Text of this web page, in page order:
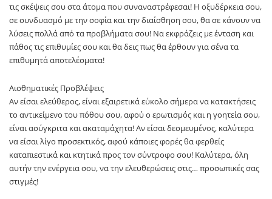
τις σκέψεις σου στα άτομα που συναναστρέφεσαι! Η οξυδέρκεια σου,
σε συνδυασμό με την σοφία και την διαίσθηση σου, θα σε κάνουν να
λύσεις πολλά από τα προβλήματα σου! Να εκφράζεις με ένταση και
πάθος τις επιθυμίες σου και θα δεις πως θα έρθουν για σένα τα
επιθυμητά αποτελέσματα!
Αισθηματικές Προβλέψεις
Αν είσαι ελεύθερος, είναι εξαιρετικά εύκολο σήμερα να κατακτήσεις
το αντικείμενο του πόθου σου, αφού ο ερωτισμός και η γοητεία σου,
είναι ασύγκριτα και ακαταμάχητα! Αν είσαι δεσμευμένος, καλύτερα
να είσαι λίγο προσεκτικός, αφού κάποιες φορές θα φερθείς
καταπιεστικά και κτητικά προς τον σύντροφο σου! Καλύτερα, όλη
αυτήν την ενέργεια σου, να την ελευθερώσεις στις… προσωπικές σας
στιγμές!